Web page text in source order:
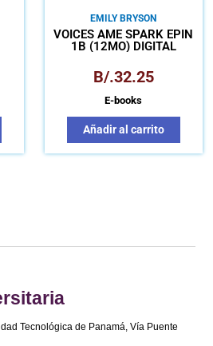
EMILY BRYSON
VOICES AME SPARK EPIN
1B (12MO) DIGITAL
B/.32.25
E-books
Añadir al carrito
Tecnológica de Panamá, Vía Puente